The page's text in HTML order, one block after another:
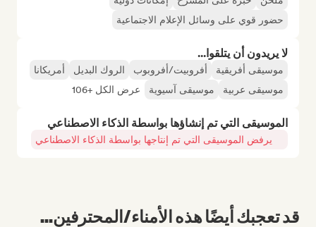
حضور قوي على وسائل الإعلام الاجتماعية
لا يريدون أن يتلقوا...
موسيقى أفريقية أفروبيت/أفروبوب الروك البديل
أمريكانا
موسيقى عربية
موسيقى آسيوية عرض الكل +106
الموسيقى التي تم إنشاؤها بواسطة الذكاء الاصطناعي
يرفض الموسيقى التي تم إنتاجها بواسطة الذكاء الاصطناعي
قد تعجبك أيضًا هذه الأمناء/المحترفين...